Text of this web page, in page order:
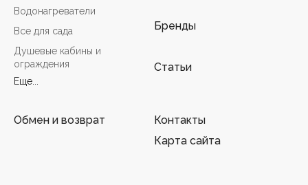
Водонагреватели
Все для сада
Душевые кабины и
ограждения
Еще...
Бренды
Статьи
Обмен и возврат
Контакты
Карта сайта